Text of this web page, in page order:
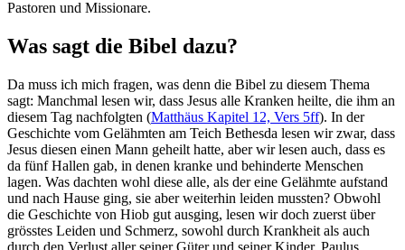
Pastoren und Missionare.
Was sagt die Bibel dazu?
Da muss ich mich fragen, was denn die Bibel zu diesem Thema
sagt: Manchmal lesen wir, dass Jesus alle Kranken heilte, die ihm an
diesem Tag nachfolgten (Matthäus Kapitel 12, Vers 5ff). In der
Geschichte vom Gelähmten am Teich Bethesda lesen wir zwar, dass
Jesus diesen einen Mann geheilt hatte, aber wir lesen auch, dass es
da fünf Hallen gab, in denen kranke und behinderte Menschen
lagen. Was dachten wohl diese alle, als der eine Gelähmte aufstand
und nach Hause ging, sie aber weiterhin leiden mussten? Obwohl
die Geschichte von Hiob gut ausging, lesen wir doch zuerst über
grösstes Leiden und Schmerz, sowohl durch Krankheit als auch
durch den Verlust aller seiner Güter und seiner Kinder. Paulus